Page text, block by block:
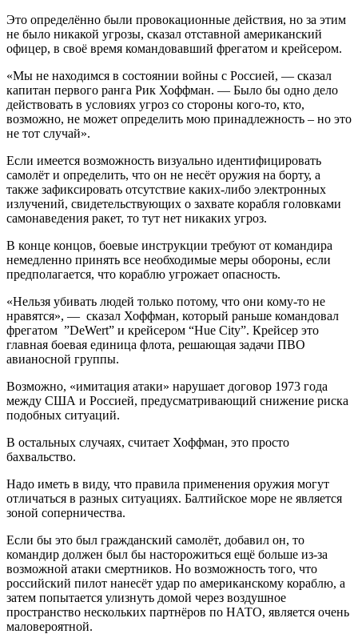
Это определённо были провокационные действия, но за этим
не было никакой угрозы, сказал отставной американский
офицер, в своё время командовавший фрегатом и крейсером.
«Мы не находимся в состоянии войны с Россией, — сказал
капитан первого ранга Рик Хоффман. — Было бы одно дело
действовать в условиях угроз со стороны кого-то, кто,
возможно, не может определить мою принадлежность – но это
не тот случай».
Если имеется возможность визуально идентифицировать
самолёт и определить, что он не несёт оружия на борту, а
также зафиксировать отсутствие каких-либо электронных
излучений, свидетельствующих о захвате корабля головками
самонаведения ракет, то тут нет никаких угроз.
В конце концов, боевые инструкции требуют от командира
немедленно принять все необходимые меры обороны, если
предполагается, что кораблю угрожает опасность.
«Нельзя убивать людей только потому, что они кому-то не
нравятся», — сказал Хоффман, который раньше командовал
фрегатом ”DeWert” и крейсером “Hue City”. Крейсер это
главная боевая единица флота, решающая задачи ПВО
авианосной группы.
Возможно, «имитация атаки» нарушает договор 1973 года
между США и Россией, предусматривающий снижение риска
подобных ситуаций.
В остальных случаях, считает Хоффман, это просто
бахвальство.
Надо иметь в виду, что правила применения оружия могут
отличаться в разных ситуациях. Балтийское море не является
зоной соперничества.
Если бы это был гражданский самолёт, добавил он, то
командир должен был бы насторожиться ещё больше из-за
возможной атаки смертников. Но возможность того, что
российский пилот нанесёт удар по американскому кораблю, а
затем попытается улизнуть домой через воздушное
пространство нескольких партнёров по НАТО, является очень
маловероятной.